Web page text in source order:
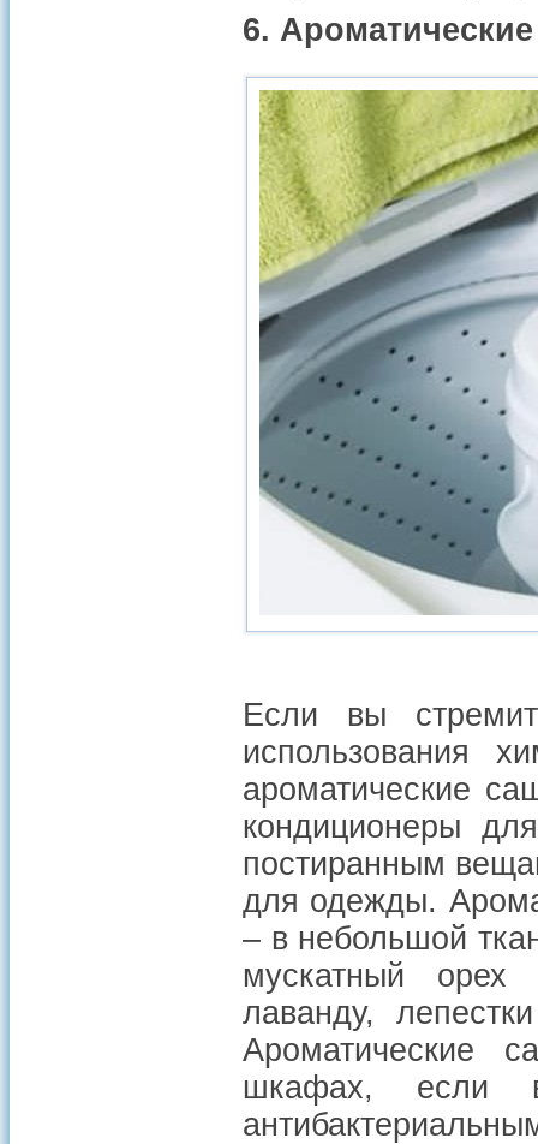
6.
Если вы
использования
ароматические
кондиционеры
постиранным
для одежды.
– в небольшой
мускатный
лаванду,
Ароматические
шкафах, если